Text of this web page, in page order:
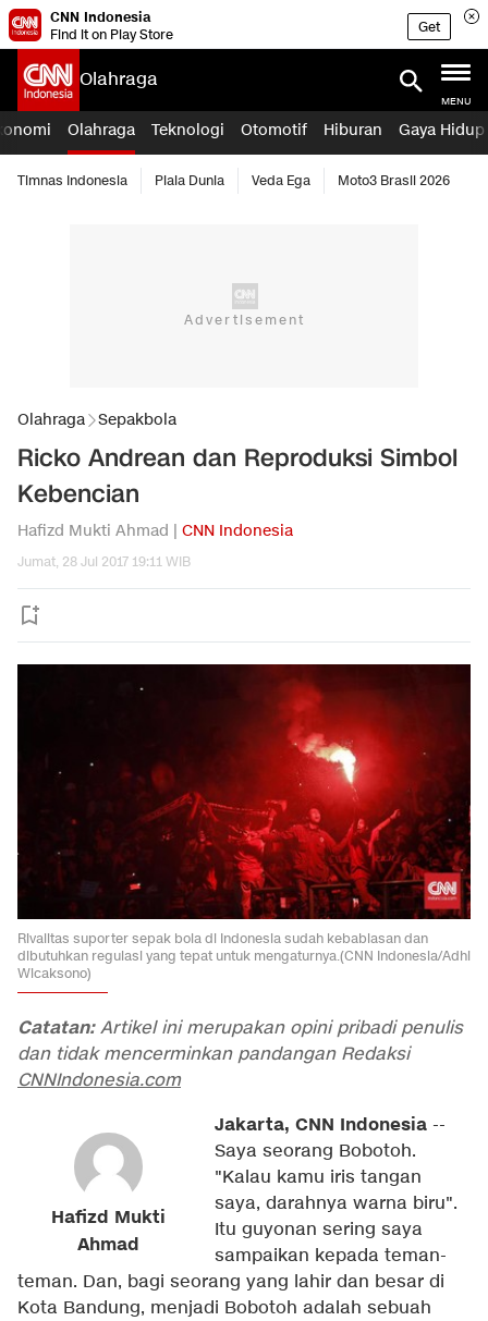
CNN Indonesia
Find it on Play Store
Get
Olahraga
MENU
Olahraga Teknologi Otomotif Hiburan Gaya Hidup
Timnas Indonesia Piala Dunia Veda Ega Moto3 Brasil 2026
Olahraga Sepakbola
Ricko Andrean dan Reproduksi Simbol
Kebencian
Hafizd Mukti Ahmad | CNN Indonesia
Jumat, 28 Jul 2017 19:11 WIB
Rivalitas suporter sepak bola di Indonesia sudah kebablasan dan
dibutuhkan regulasi yang tepat untuk mengaturnya.(CNN Indonesia/Adhi
Wicaksono)
Catatan:Artikel ini merupakan opini pribadi penulis
dan tidak mencerminkan pandangan Redaksi
CNNIndonesia.com
Hafizd Mukti
Ahmad
Jakarta, CNN Indonesia --
Saya seorang Bobotoh.
"Kalau kamu iris tangan
saya, darahnya warna biru".
Itu guyonan sering saya
sampaikan kepada teman-
teman. Dan, bagi seorang yang lahir dan besar di
Kota Bandung, menjadi Bobotoh adalah sebuah